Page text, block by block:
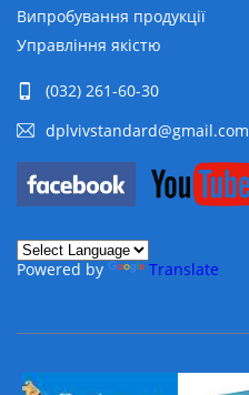
Випробування продукції
Управління якістю
(032) 261-60-30
dplvivstandard@gmail.com
Powered by Translate